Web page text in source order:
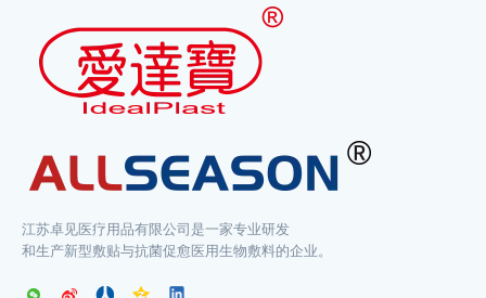
江苏卓见医疗用品有限公司是一家专业研发
和生产新型敷贴与抗菌促愈医用生物敷料的企业。